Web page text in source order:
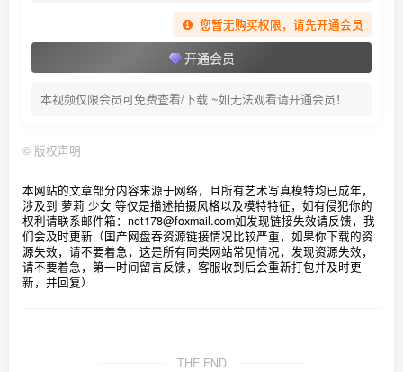
[ROSI写真]口罩系列 2026.04.21 NO.3600 [65P176MB]
[ROSI写真]口罩系列 2026.04.20 NO.3599 [86P209MB]
[ROSI写真]口罩系列 2026.04.17 NO.3596 [65P162MB]
[ROSI写真]口罩系列 2026.04.15 NO.3594 [135P363MB]
[ROSI写真]口罩系列 2026.04.14 NO.3593 [127P374MB]
[ROSI写真]口罩系列 2026.04.13 NO.3592 [85P195MB]
[ROSI写真]口罩系列 2026.04.12 NO.3591 [115P268MB]
您暂无购买权限，请先开通会员
开通会员
本视频仅限会员可免费查看/下载 ~如无法观看请开通会员！
© 版权声明
本网站的文章部分内容来源于网络，且所有艺术写真模特均已成年，
涉及到 萝莉 少女 等仅是描述拍摄风格以及模特特征，如有侵犯你的
权利请联系邮件箱：net178@foxmail.com如发现链接失效请反馈，我
们会及时更新（国产网盘吞资源链接情况比较严重，如果你下载的资
源失效，请不要着急，这是所有同类网站常见情况，发现资源失效，
请不要着急，第一时间留言反馈，客服收到后会重新打包并及时更
新，并回复）
THE END